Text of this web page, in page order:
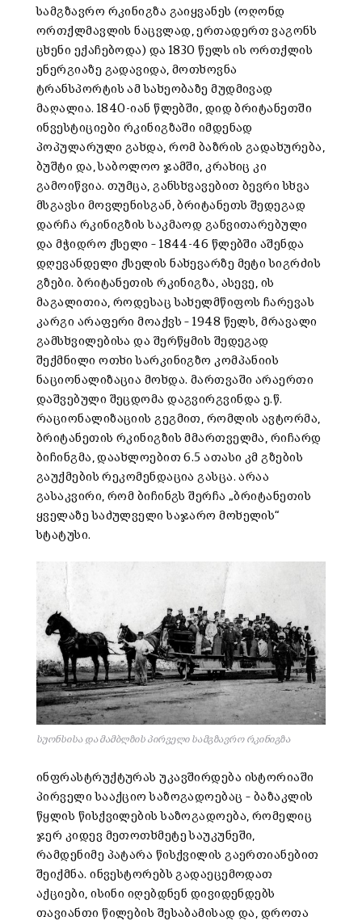
სამგზავრო რკინიგზა გაიყვანეს (ოღონდ
ორთქლმავლის ნაცვლად, ერთადერთ ვაგონს
ცხენი ექაჩებოდა) და 1830 წელს ის ორთქლის
ენერგიაზე გადავიდა, მოთხოვნა
ტრანსპორტის ამ სახეობაზე მუდმივად
მაღალია. 1840-იან წლებში, დიდ ბრიტანეთში
ინვესტიციები რკინიგზაში იმდენად
პოპულარული გახდა, რომ ბაზრის გადახურება,
ბუშტი და, საბოლოო ჯამში, კრახიც კი
გამოიწვია. თუმცა, განსხვავებით ბევრი სხვა
მსგავსი მოვლენისგან, ბრიტანეთს შედეგად
დარჩა რკინიგზის საკმაოდ განვითარებული
და მჭიდრო ქსელი – 1844-46 წლებში აშენდა
დღევანდელი ქსელის ნახევარზე მეტი სიგრძის
გზები. ბრიტანეთის რკინიგზა, ასევე, ის
მაგალითია, როდესაც სახელმწიფოს ჩარევას
კარგი არაფერი მოაქვს – 1948 წელს, მრავალი
გამსხვილებისა და შერწყმის შედეგად
შექმნილი ოთხი სარკინიგზო კომპანიის
ნაციონალიზაცია მოხდა. მართვაში არაერთი
დაშვებული შეცდომა დაგვირგვინდა ე.წ.
რაციონალიზაციის გეგმით, რომლის ავტორმა,
ბრიტანეთის რკინიგზის მმართველმა, რიჩარდ
ბიჩინგმა, დაახლოებით 6.5 ათასი კმ გზების
გაუქმების რეკომენდაცია გასცა. არაა
გასაკვირი, რომ ბიჩინგს შერჩა „ბრიტანეთის
ყველაზე საძულველი საჯარო მოხელის“
სტატუსი.
სუონსისა და მამბლზის პირველი სამგზავრო რკინიგზა
ინფრასტრუქტურას უკავშირდება ისტორიაში
პირველი სააქციო საზოგადოებაც – ბაზაკლის
წყლის წისქვილების საზოგადოება, რომელიც
ჯერ კიდევ მეთოთხმეტე საუკუნეში,
რამდენიმე პატარა წისქვილის გაერთიანებით
შეიქმნა. ინვესტორებს გადაეცემოდათ
აქციები, ისინი იღებდნენ დივიდენდებს
თავიანთი წილების შესაბამისად და, დროთა